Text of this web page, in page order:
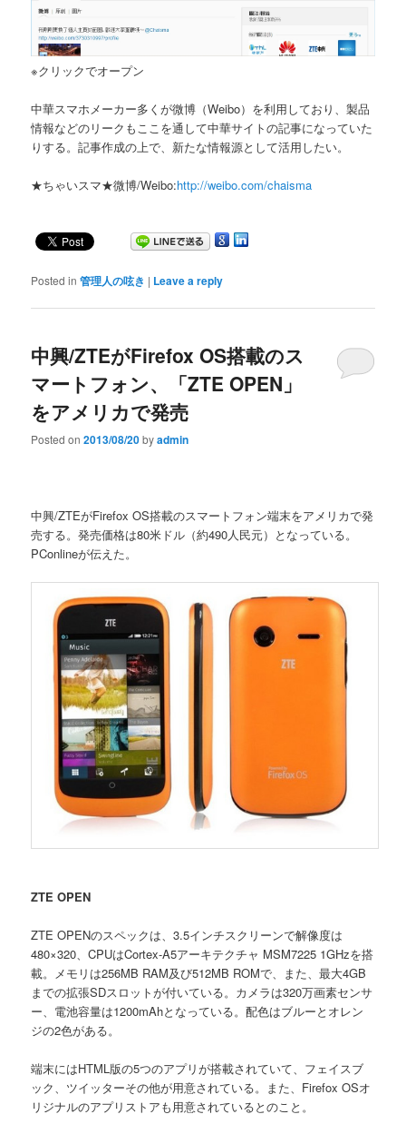
※クリックでオープン
中華スマホメーカー多くが微博（Weibo）を利用しており、製品
情報などのリークもここを通して中華サイトの記事になっていた
りする。記事作成の上で、新たな情報源として活用したい。
★ちゃいスマ★微博/Weibo:http://weibo.com/chaisma
Posted in 管理人の呟き | Leave a reply
中興/ZTEがFirefox OS搭載のス
マートフォン、「ZTE OPEN」
をアメリカで発売
Posted on2013/08/20byadmin
中興/ZTEがFirefox OS搭載のスマートフォン端末をアメリカで発
売する。発売価格は80米ドル（約490人民元）となっている。
PConlineが伝えた。
ZTE OPEN
ZTE OPENのスペックは、3.5インチスクリーンで解像度は
480×320、CPUはCortex-A5アーキテクチャ MSM7225 1GHzを搭
載。メモリは256MB RAM及び512MB ROMで、また、最大4GB
までの拡張SDスロットが付いている。カメラは320万画素センサ
ー、電池容量は1200mAhとなっている。配色はブルーとオレン
ジの2色がある。
端末にはHTML版の5つのアプリが搭載されていて、フェイスブ
ック、ツイッターその他が用意されている。また、Firefox OSオ
リジナルのアプリストアも用意されているとのこと。